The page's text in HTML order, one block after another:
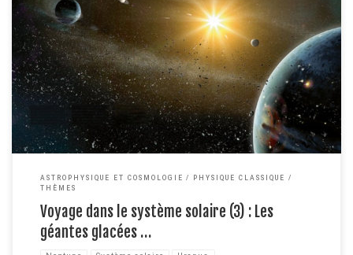
Apres une petite pause de deux mois je crois, il est temps de reprendre
notre long périple aux confins du système solaire. On quitte la planète
Saturne et après un ou deux bons mois de voyage à une vitesse proche de
celle de la lumière on commence à apercevoir une […]
ASTROPHYSIQUE ET COSMOLOGIE
PHYSIQUE CLASSIQUE
THÈMES
Voyage dans le système solaire (3) : Les
géantes glacées …